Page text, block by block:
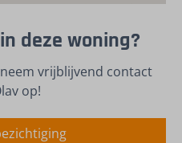
deze woning?
vrijblijvend contact
op!